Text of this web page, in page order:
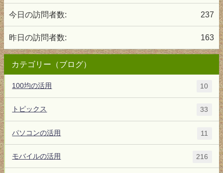
237
今日の訪問者数:
163
昨日の訪問者数:
カテゴリー（ブログ）
100均の活用 10
トピックス 33
パソコンの活用 11
モバイルの活用 216